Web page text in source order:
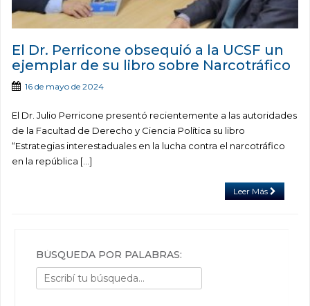
El Dr. Perricone obsequió a la UCSF un
ejemplar de su libro sobre Narcotráfico
16 de mayo de 2024
El Dr. Julio Perricone presentó recientemente a las autoridades
de la Facultad de Derecho y Ciencia Política su libro
“Estrategias interestaduales en la lucha contra el narcotráfico
en la república […]
Leer Más
BÚSQUEDA POR PALABRAS: